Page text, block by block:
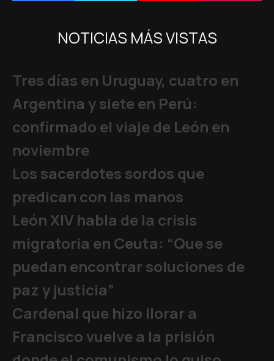
NOTICIAS MÁS VISTAS
Tres días en Uruguay, cuatro en
Argentina y siete en Perú:
confirmado el viaje de León en
noviembre
Los sacerdotes sordos que
predican con las manos
León XIV habla de la crisis
migratoria en Ceuta: “Que se
puedan encontrar soluciones de
paz y justicia”
Cardenal que hizo llorar a
Francisco vuelve a la prisión